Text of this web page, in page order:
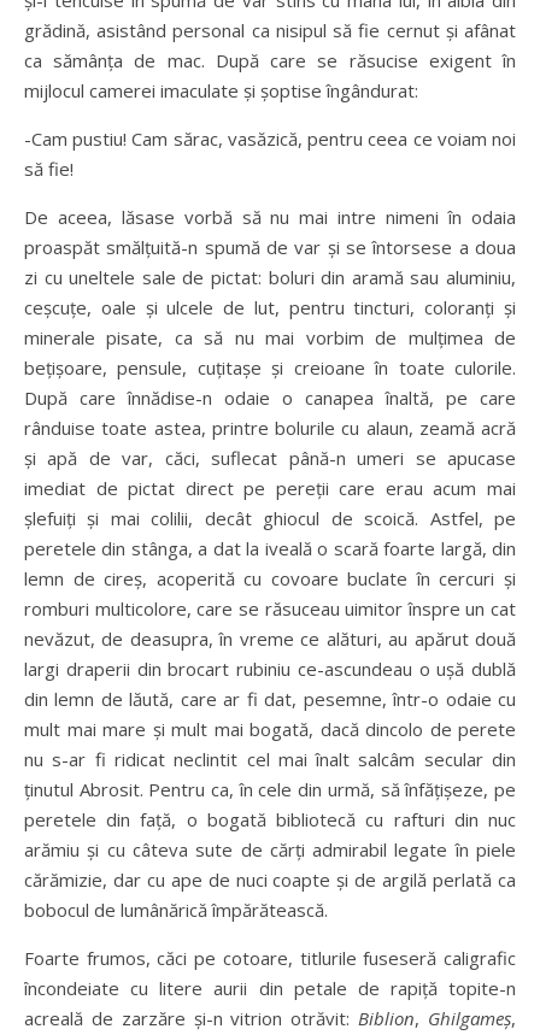
grădină, asistând personal ca nisipul să fie cernut şi afânat
ca sămânţa de mac. După care se răsucise exigent în
mijlocul camerei imaculate şi şoptise îngândurat:
-Cam pustiu! Cam sărac, vasăzică, pentru ceea ce voiam noi
să fie!
De aceea, lăsase vorbă să nu mai intre nimeni în odaia
proaspăt smălţuită-n spumă de var şi se întorsese a doua
zi cu uneltele sale de pictat: boluri din aramă sau aluminiu,
ceşcuţe, oale şi ulcele de lut, pentru tincturi, coloranţi şi
minerale pisate, ca să nu mai vorbim de mulţimea de
beţişoare, pensule, cuţitaşe şi creioane în toate culorile.
După care înnădise-n odaie o canapea înaltă, pe care
rânduise toate astea, printre bolurile cu alaun, zeamă acră
şi apă de var, căci, suflecat până-n umeri se apucase
imediat de pictat direct pe pereţii care erau acum mai
şlefuiţi şi mai colilii, decât ghiocul de scoică. Astfel, pe
peretele din stânga, a dat la iveală o scară foarte largă, din
lemn de cireş, acoperită cu covoare buclate în cercuri şi
romburi multicolore, care se răsuceau uimitor înspre un cat
nevăzut, de deasupra, în vreme ce alături, au apărut două
largi draperii din brocart rubiniu ce-ascundeau o uşă dublă
din lemn de lăută, care ar fi dat, pesemne, într-o odaie cu
mult mai mare şi mult mai bogată, dacă dincolo de perete
nu s-ar fi ridicat neclintit cel mai înalt salcâm secular din
ţinutul Abrosit. Pentru ca, în cele din urmă, să înfăţişeze, pe
peretele din faţă, o bogată bibliotecă cu rafturi din nuc
arămiu şi cu câteva sute de cărţi admirabil legate în piele
cărămizie, dar cu ape de nuci coapte şi de argilă perlată ca
bobocul de lumânărică împărătească.
Foarte frumos, căci pe cotoare, titlurile fuseseră caligrafic
încondeiate cu litere aurii din petale de rapiţă topite-n
acreală de zarzăre şi-n vitrion otrăvit:Biblion, Ghilgameş,